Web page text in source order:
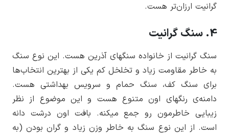
گرانیت ارزان‌­تر هست.
4. سنگ گرانیت
سنگ گرانیت از خانواده سنگ­های آذرین هست. این نوع سنگ
به خاطر مقاومت زیاد و تخلخل کم یکی از بهترین انتخاب­‌ها
برای سنگ کف، سنگ حمام و سرویس بهداشتی هست.
دامنه­‌ی رنگ­های اون متنوع هست و این موضوع از نظر
زیبایی خاطرمون رو جمع میکنه. بافت اون درشت دانه
است. از این نوع سنگ به خاطر وزن زیاد و گران بودن (به